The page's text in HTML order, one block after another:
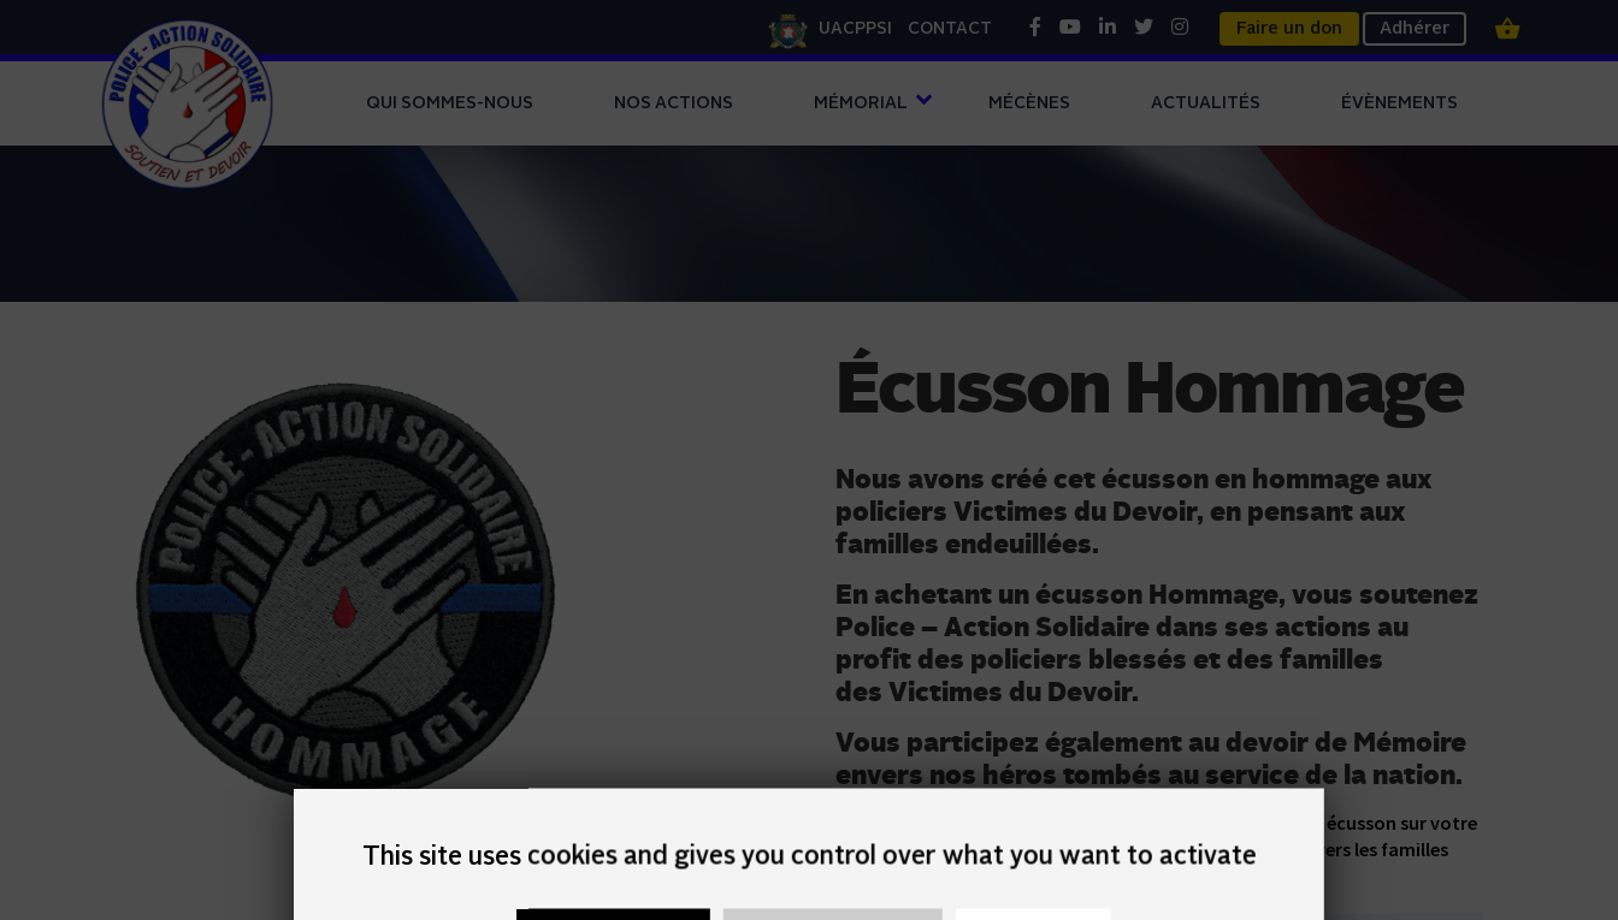
Faire un don Adhérer
UACPPSI CONTACT
QUI SOMMES-NOUS NOS ACTIONS MÉMORIAL MÉCÈNES ACTUALITÉS ÉVÈNEMENTS
Écusson Hommage
Nous avons créé cet écusson en hommage aux
policiers Victimes du Devoir, en pensant aux
familles endeuillées.
En achetant un écusson Hommage, vous soutenez
Police – Action Solidaire dans ses actions au
profit des policiers blessés et des familles
des Victimes du Devoir.
Vous participez également au devoir de Mémoire
envers nos héros tombés au service de la nation.
Si vous êtes policier, vous pourrez envisager de porter cet écusson sur votre
uniforme pour exprimer votre deuil et votre solidarité envers les familles
suite à la perte d’un de nos collègues.
This site uses cookies and gives you control over what you want to activate